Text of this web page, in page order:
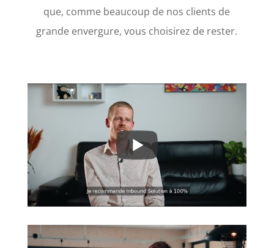
que, comme beaucoup de nos clients de
grande envergure, vous choisirez de rester.